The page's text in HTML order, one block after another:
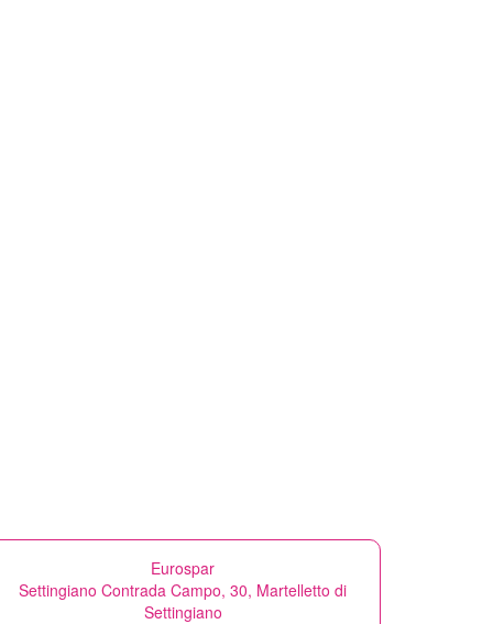
Eurospar
Settingiano Contrada Campo, 30, Martelletto di
Settingiano